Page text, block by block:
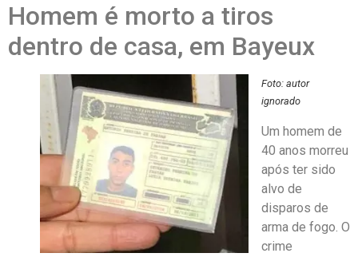
Homem é morto a tiros
dentro de casa, em Bayeux
Foto: autor
ignorado
Um homem de
40 anos morreu
após ter sido
alvo de
disparos de
arma de fogo. O
crime